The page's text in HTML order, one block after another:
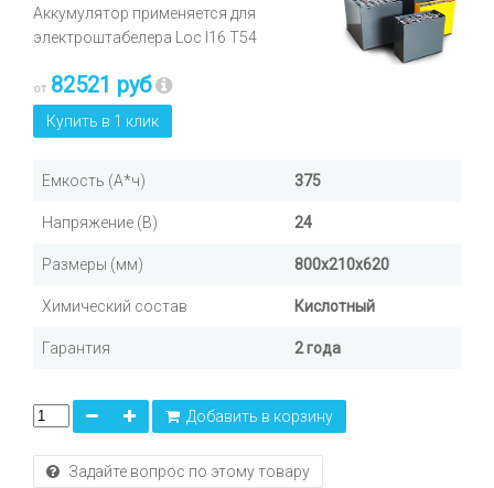
Аккумулятор применяется для
электроштабелера Loc I16 T54
от 82521 руб
Купить в 1 клик
Емкость (А*ч) 375
Напряжение (В) 24
Размеры (мм) 800х210х620
Химический состав Кислотный
Гарантия 2 года
Добавить в корзину
Задайте вопрос по этому товару